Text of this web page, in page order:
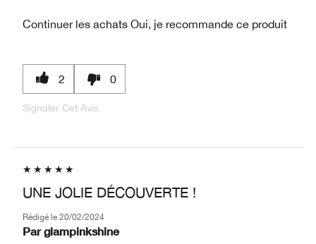
Continuer les achats Oui, je recommande ce produit
2 0
Signaler Cet Avis
UNE JOLIE DÉCOUVERTE !
Rédigé le 20/02/2024
Par glampinkshine